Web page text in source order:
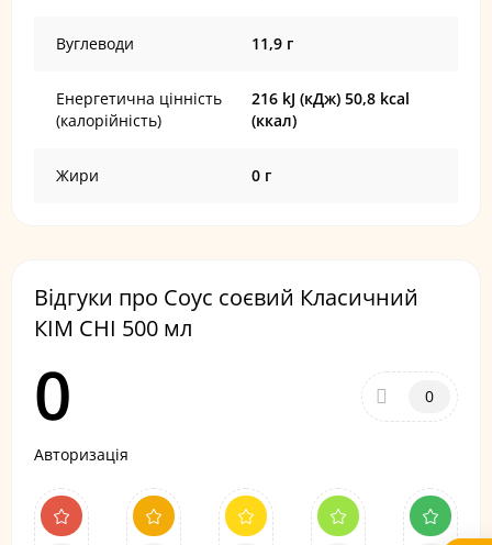
Вуглеводи 11,9 г
Енергетична цінність
(калорійність)
216 kJ (кДж) 50,8 kcal
(ккал)
Жири 0 г
Відгуки про Соус соєвий Класичний
КІМ СНІ 500 мл
0 0
Авторизація